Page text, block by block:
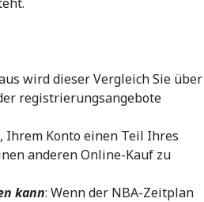
wird dieser Vergleich Sie
registrierungsangebote
Ihrem Konto einen Teil Ihres
anderen Online-Kauf zu
kann: Wenn der NBA-Zeitplan